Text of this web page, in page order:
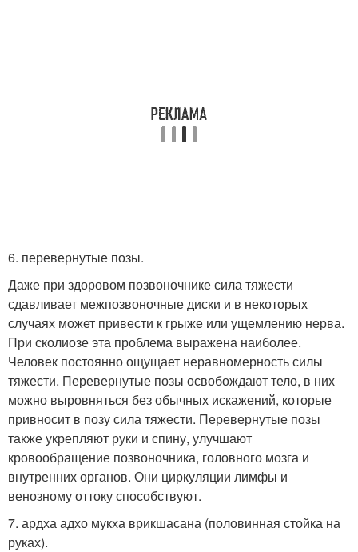
6. перевернутые позы.
Даже при здоровом позвоночнике сила тяжести
сдавливает межпозвоночные диски и в некоторых
случаях может привести к грыже или ущемлению нерва.
При сколиозе эта проблема выражена наиболее.
Человек постоянно ощущает неравномерность силы
тяжести. Перевернутые позы освобождают тело, в них
можно выровняться без обычных искажений, которые
привносит в позу сила тяжести. Перевернутые позы
также укрепляют руки и спину, улучшают
кровообращение позвоночника, головного мозга и
внутренних органов. Они циркуляции лимфы и
венозному оттоку способствуют.
7. ардха адхо мукха врикшасана (половинная стойка на
руках).